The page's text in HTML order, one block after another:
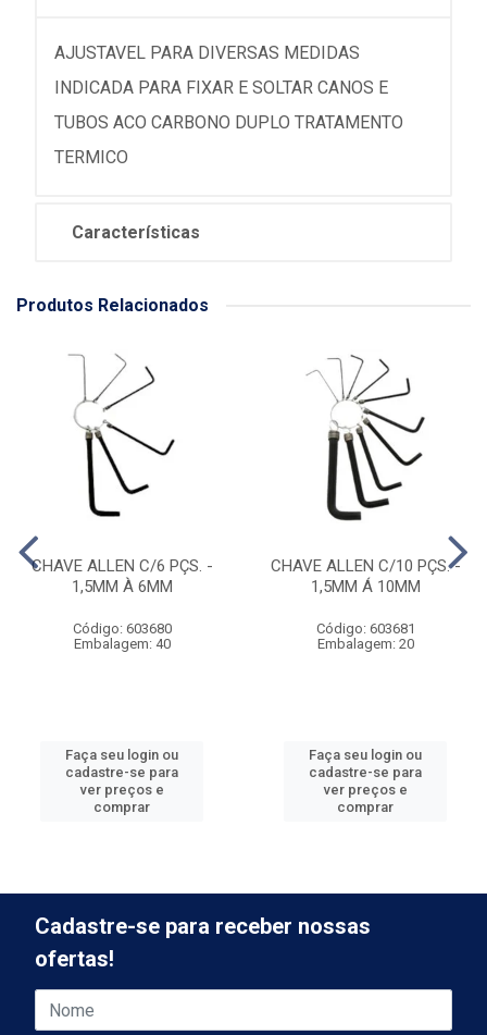
AJUSTAVEL PARA DIVERSAS MEDIDAS
INDICADA PARA FIXAR E SOLTAR CANOS E
TUBOS ACO CARBONO DUPLO TRATAMENTO
TERMICO
Características
Produtos Relacionados
CHAVE ALLEN C/6 PÇS. -
1,5MM À 6MM
Código: 603680
Embalagem: 40
Faça seu login ou
cadastre-se para
ver preços e
comprar
CHAVE ALLEN C/10 PÇS. -
1,5MM Á 10MM
Código: 603681
Embalagem: 20
Faça seu login ou
cadastre-se para
ver preços e
comprar
Cadastre-se para receber nossas
ofertas!